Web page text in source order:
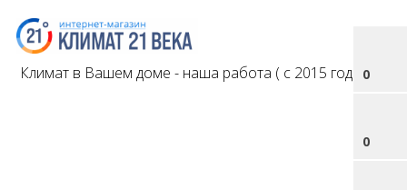
0
0
Климат в Вашем доме - наша работа ( с 2015 года )